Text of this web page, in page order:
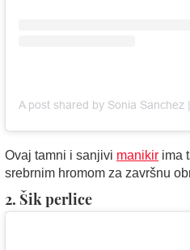
Ovaj tamni i sanjivi manikir ima
srebrnim hromom za završnu
2. Šik perlice